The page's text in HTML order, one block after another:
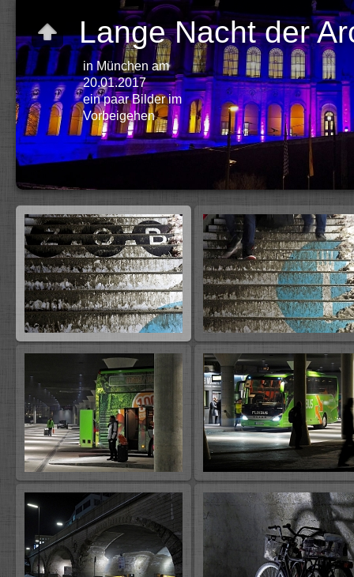
Lange Nacht der
in München am
20.01.2017
ein paar Bilder im
Vorbeigehen